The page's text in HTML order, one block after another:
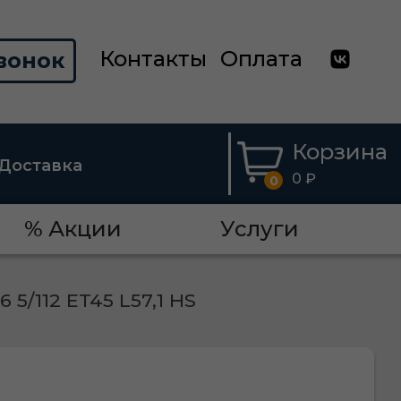
Контакты Оплата
0
Корзина
0 ₽
% Акции Услуги
5/112 ET45 L57,1 HS